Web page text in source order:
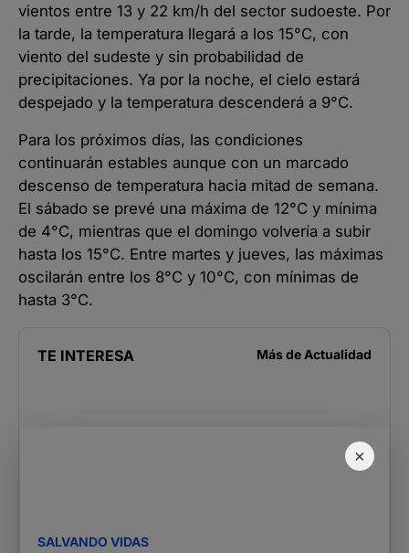
×
vientos entre 13 y 22 km/h del sector sudoeste. Por
la tarde, la temperatura llegará a los 15°C, con
viento del sudeste y sin probabilidad de
precipitaciones. Ya por la noche, el cielo estará
despejado y la temperatura descenderá a 9°C.
Para los próximos días, las condiciones
continuarán estables aunque con un marcado
descenso de temperatura hacia mitad de semana.
El sábado se prevé una máxima de 12°C y mínima
de 4°C, mientras que el domingo volvería a subir
hasta los 15°C. Entre martes y jueves, las máximas
oscilarán entre los 8°C y 10°C, con mínimas de
hasta 3°C.
TE INTERESA Más de Actualidad
SALVANDO VIDAS